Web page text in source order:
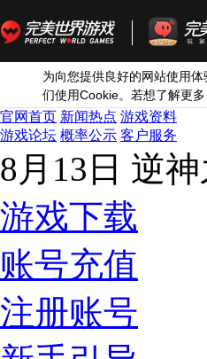
为向您提供良好的网站使用
们使用Cookie。若想了解更
官网首页 新闻热点 游戏资料
游戏论坛 概率公示 客户服务
8月13日 逆
游戏下载
账号充值
注册账号